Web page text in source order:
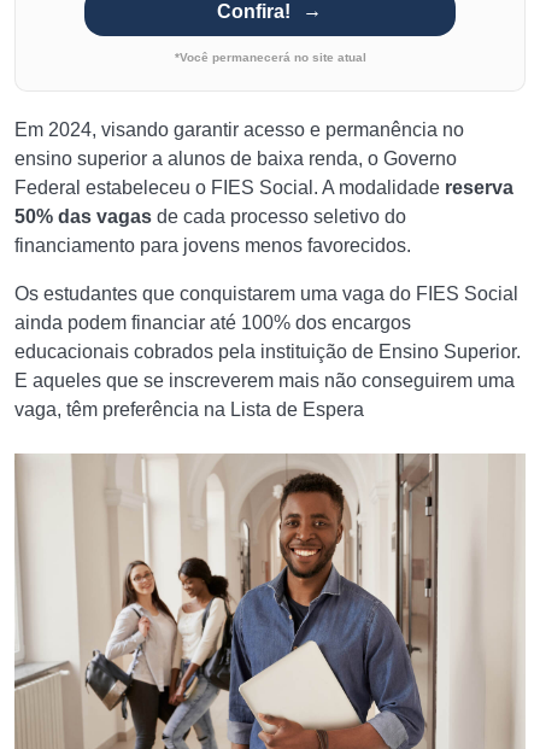
Confira!
*Você permanecerá no site atual
Em 2024, visando garantir acesso e permanência no
ensino superior a alunos de baixa renda, o Governo
Federal estabeleceu o FIES Social. A modalidade reserva
50% das vagas de cada processo seletivo do
financiamento para jovens menos favorecidos.
Os estudantes que conquistarem uma vaga do FIES Social
ainda podem financiar até 100% dos encargos
educacionais cobrados pela instituição de Ensino Superior.
E aqueles que se inscreverem mais não conseguirem uma
vaga, têm preferência na Lista de Espera